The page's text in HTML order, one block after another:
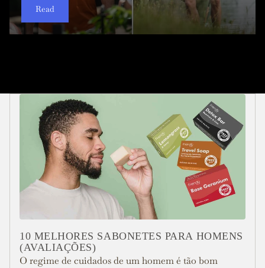
Read
Read
Read
Read
Read
Read
Read
Read
Read
Read
10 MELHORES SABONETES PARA HOMENS
(AVALIAÇÕES)
O regime de cuidados de um homem é tão bom